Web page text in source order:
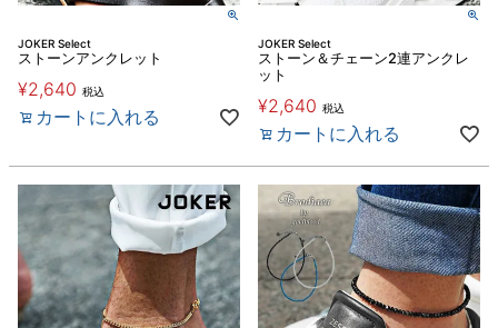
JOKER Select
ストーンアンクレット
¥2,640 税込
カートに入れる
JOKER Select
ストーン＆チェーン2連アンクレ
ット
¥2,640 税込
カートに入れる